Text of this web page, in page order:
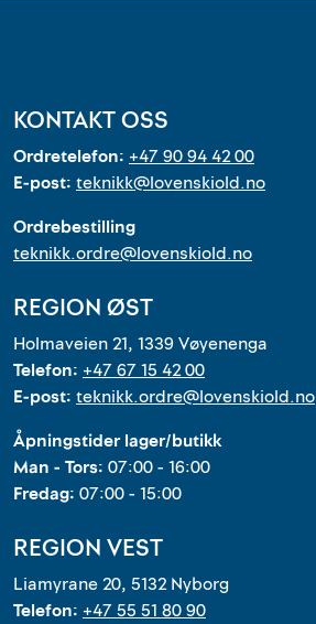
KONTAKT OSS
Ordretelefon: +47 90 94 42 00
E-post: teknikk@lovenskiold.no
Ordrebestilling
teknikk.ordre@lovenskiold.no
REGION ØST
Holmaveien 21, 1339 Vøyenenga
Telefon: +47 67 15 42 00
E-post: teknikk.ordre@lovenskiold.no
Åpningstider lager/butikk
Man - Tors: 07:00 - 16:00
Fredag: 07:00 - 15:00
REGION VEST
Liamyrane 20, 5132 Nyborg
Telefon: +47 55 51 80 90